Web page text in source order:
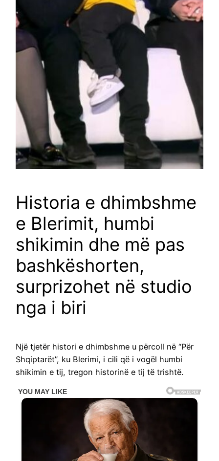
Historia e dhimbshme
e Blerimit, humbi
shikimin dhe më pas
bashkëshorten,
surprizohet në studio
nga i biri
Një tjetër histori e dhimbshme u përcoll në “Për
Shqiptarët”, ku Blerimi, i cili që i vogël humbi
shikimin e tij, tregon historinë e tij të trishtë.